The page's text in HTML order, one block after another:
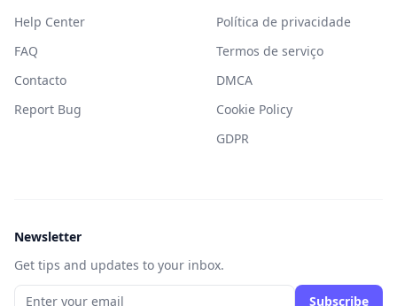
Help Center
FAQ
Contacto
Report Bug
Política de privacidade
Termos de serviço
DMCA
Cookie Policy
GDPR
Newsletter
Get tips and updates to your inbox.
Subscribe